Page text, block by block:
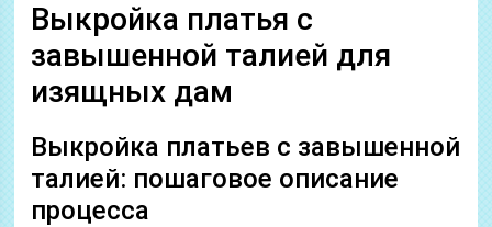
Выкройка платья с
завышенной талией для
изящных дам
Выкройка платьев с завышенной
талией: пошаговое описание
процесса